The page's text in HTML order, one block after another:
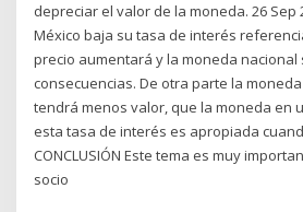
depreciar el valor de la moneda. 26 Sep
México baja su tasa de interés
precio aumentará y la moneda nacional
consecuencias. De otra parte la
tendrá menos valor, que la moneda en
esta tasa de interés es apropiada
CONCLUSIÓN Este tema es muy
socio